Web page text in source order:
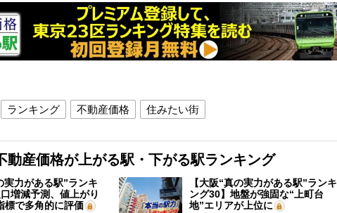
ランキング 不動産価格 住みたい街
動産価格が上がる駅・下がる駅ランキング
実力がある駅”ランキ
増減予測、値上がり
標で多角的に評価
【大阪“真の実力がある駅”ランキ
ング30】地盤が強固な“上町台
地”エリアが上位に